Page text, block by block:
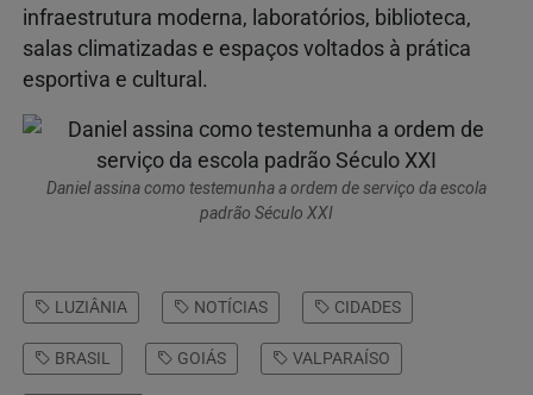
infraestrutura moderna, laboratórios, biblioteca,
salas climatizadas e espaços voltados à prática
esportiva e cultural.
Daniel assina como testemunha a ordem de serviço da escola
padrão Século XXI
LUZIÂNIA NOTÍCIAS CIDADES
BRASIL GOIÁS VALPARAÍSO